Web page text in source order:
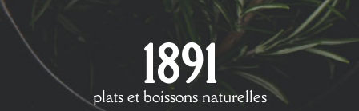
plats et boissons naturelles
1891